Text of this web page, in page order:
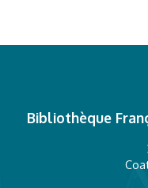
Bibliothèque